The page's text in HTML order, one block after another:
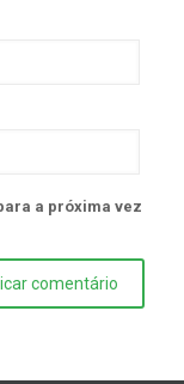
a próxima vez